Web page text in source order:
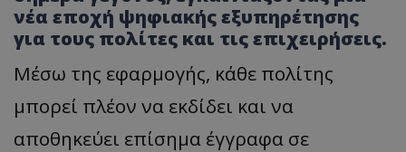
νέα εποχή ψηφιακής εξυπηρέτησης
για τους πολίτες και τις επιχειρήσεις.
Μέσω της εφαρμογής, κάθε πολίτης
μπορεί πλέον να εκδίδει και να
αποθηκεύει επίσημα έγγραφα σε